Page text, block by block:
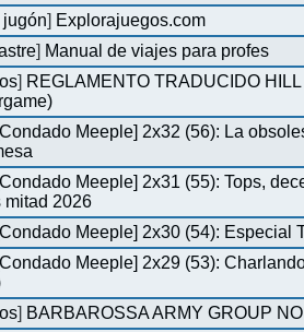
jugón] Explorajuegos.com
] Manual de viajes para profes
] REGLAMENTO TRADUCIDO
Meeple] 2x32 (56): La
Meeple] 2x31 (55): Tops,
mitad 2026
Meeple] 2x30 (54): Especial
Meeple] 2x29 (53):
] BARBAROSSA ARMY GROUP